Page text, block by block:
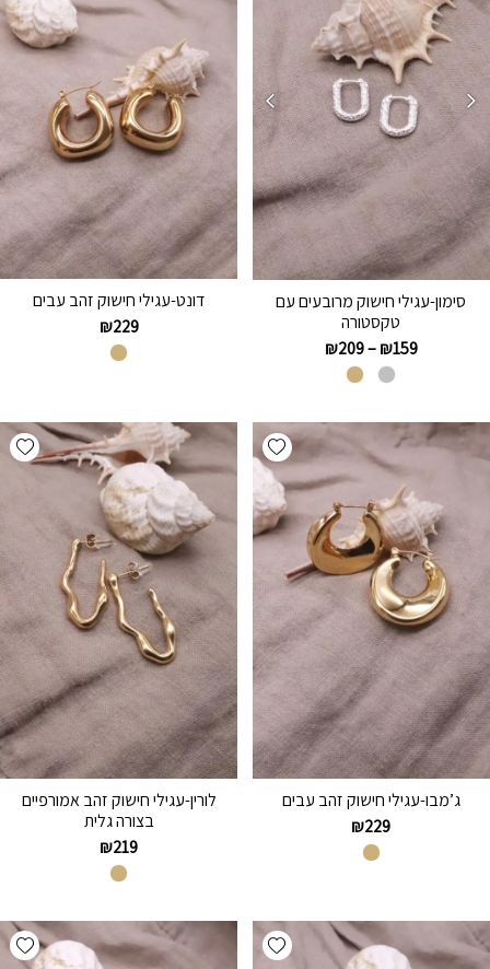
סימון-עגילי חישוק מרובעים עם
טקסטורה
₪159
–
₪209
דונט-עגילי חישוק זהב עבים
₪229
Add wishlist
ג’מבו-עגילי חישוק זהב עבים
₪229
לורין-עגילי חישוק זהב אמורפיים
בצורה גלית
₪219
Add wishlist